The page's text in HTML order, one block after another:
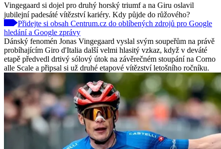
Vingegaard si dojel pro druhý horský triumf a na Giru oslavil
jubilejní padesáté vítězství kariéry. Kdy půjde do růžového?
Přidejte si obsah Centrum.cz do oblíbených zdrojů pro Google
hledání a Google zprávy
Dánský fenomén Jonas Vingegaard vyslal svým soupeřům na právě
probíhajícím Giro d'Italia další velmi hlasitý vzkaz, když v deváté
etapě předvedl drtivý sólový útok na závěrečném stoupání na Corno
alle Scale a připsal si už druhé etapové vítězství letošního ročníku.